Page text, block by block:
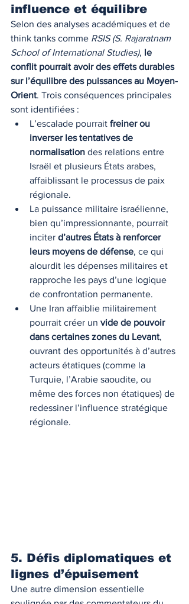
influence et équilibre
Selon des analyses académiques et de
think tanks comme RSIS (S. Rajaratnam
School of International Studies), le
conflit pourrait avoir des effets durables
sur l’équilibre des puissances au Moyen-
Orient. Trois conséquences principales
sont identifiées :
L’escalade pourrait freiner ou
inverser les tentatives de
normalisation des relations entre
Israël et plusieurs États arabes,
affaiblissant le processus de paix
régionale.
La puissance militaire israélienne,
bien qu’impressionnante, pourrait
inciter d’autres États à renforcer
leurs moyens de défense, ce qui
alourdit les dépenses militaires et
rapproche les pays d’une logique
de confrontation permanente.
Une Iran affaiblie militairement
pourrait créer un vide de pouvoir
dans certaines zones du Levant,
ouvrant des opportunités à d’autres
acteurs étatiques (comme la
Turquie, l’Arabie saoudite, ou
même des forces non étatiques) de
redessiner l’influence stratégique
régionale.
5. Défis diplomatiques et
lignes d’épuisement
Une autre dimension essentielle